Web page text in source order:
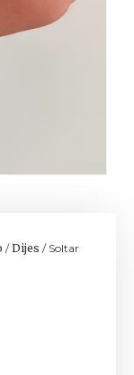
/Dijes / Soltar